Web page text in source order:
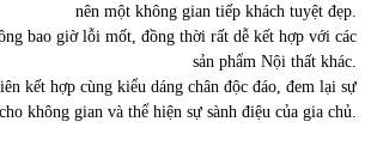
nên một không gian tiếp khách tuyệt đẹp.
bao giờ lỗi mốt, đồng thời rất dễ kết hợp với các
sản phẩm Nội thất khác.
kết hợp cùng kiểu dáng chân độc đáo, đem lại sự
không gian và thể hiện sự sành điệu của gia chủ.